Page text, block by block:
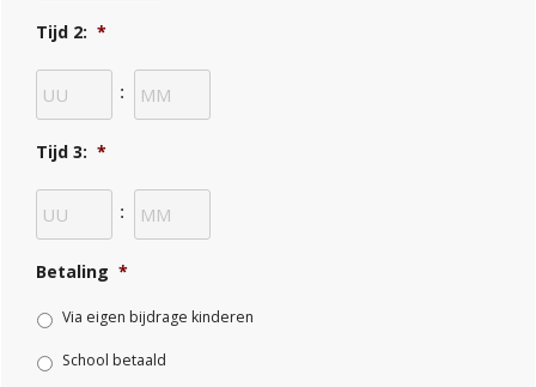
Tijd 2: *
:
Tijd 3: *
:
Betaling *
Via eigen bijdrage kinderen
School betaald